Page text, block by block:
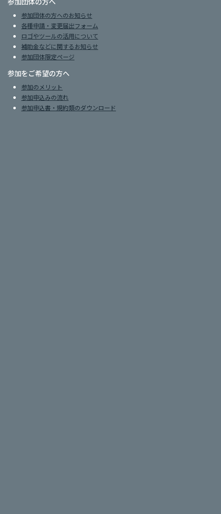
参加団体の方へのお知らせ
各種申請・変更届出フォーム
ロゴやツールの活用について
補助金などに関するお知らせ
参加団体限定ページ
参加をご希望の方へ
参加のメリット
参加申込みの流れ
参加申込書・規約類のダウンロード